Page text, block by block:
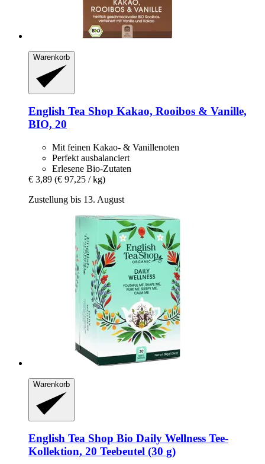
Warenkorb
English Tea Shop Kakao, Rooibos & Vanille,
BIO, 20
Mit feinen Kakao- & Vanillenoten
Perfekt ausbalanciert
Erlesene Bio-Zutaten
€ 3,89 (€ 97,25 / kg)
Zustellung bis 13. August
Warenkorb
English Tea Shop Bio Daily Wellness Tee-​
Kollektion, 20 Teebeutel (30 g)